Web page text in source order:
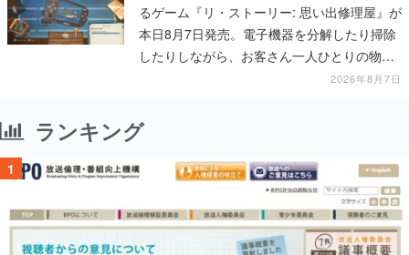
るゲーム『リ・ストーリー: 思い出修理屋』が
本日8月7日発売。電子機器を分解したり掃除
したりしながら、お客さん一人ひとりの物語
2026年8月7日
ランキング
1